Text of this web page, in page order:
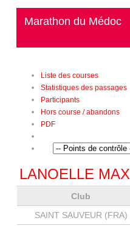
Marathon du Médoc
Liste des courses
Statistiques des passages
Participants
Hors course / abandons
PDF
LANOELLE MAX
Club
SAINT SAUVEUR (FRA)